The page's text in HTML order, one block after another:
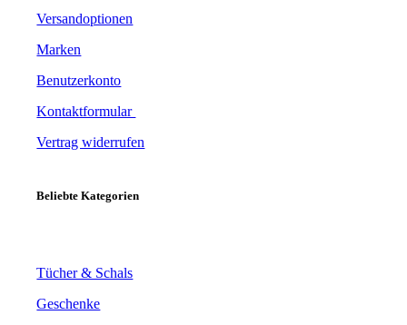
Versandoptionen
Marken
Benutzerkonto
Kontaktformular
Vertrag widerrufen
Beliebte Kategorien
Tücher & Schals
Geschenke